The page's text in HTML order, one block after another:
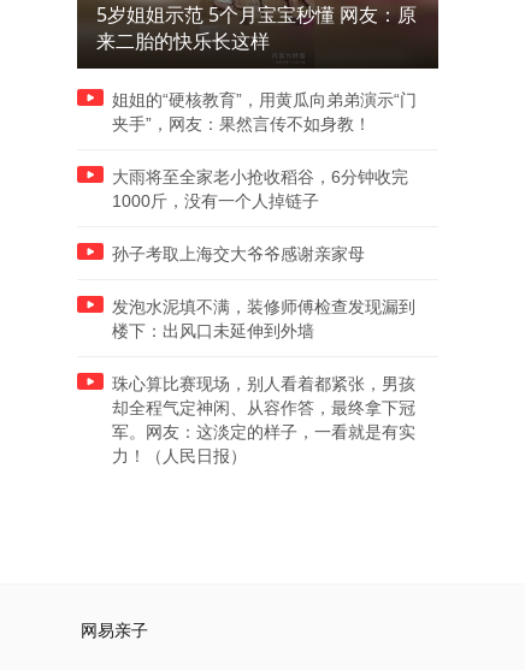
5岁姐姐示范 5个月宝宝秒懂 网友：原
来二胎的快乐长这样
姐姐的“硬核教育”，用黄瓜向弟弟演示“门
夹手”，网友：果然言传不如身教！
大雨将至全家老小抢收稻谷，6分钟收完
1000斤，没有一个人掉链子
孙子考取上海交大爷爷感谢亲家母
发泡水泥填不满，装修师傅检查发现漏到
楼下：出风口未延伸到外墙
珠心算比赛现场，别人看着都紧张，男孩
却全程气定神闲、从容作答，最终拿下冠
军。网友：这淡定的样子，一看就是有实
力！（人民日报）
网易亲子